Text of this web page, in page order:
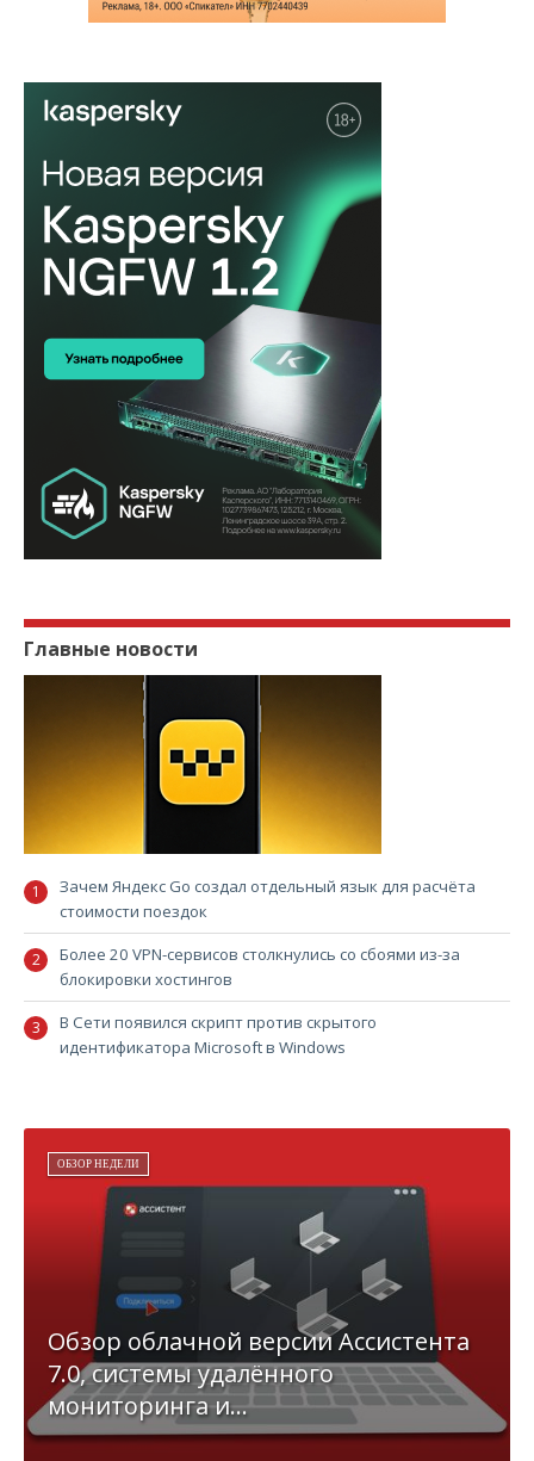
Главные новости
Зачем Яндекс Go создал отдельный язык для расчёта
стоимости поездок
Более 20 VPN-сервисов столкнулись со сбоями из-за
блокировки хостингов
В Сети появился скрипт против скрытого
идентификатора Microsoft в Windows
ОБЗОР НЕДЕЛИ
Обзор облачной версии Ассистента
7.0, системы удалённого
мониторинга и...